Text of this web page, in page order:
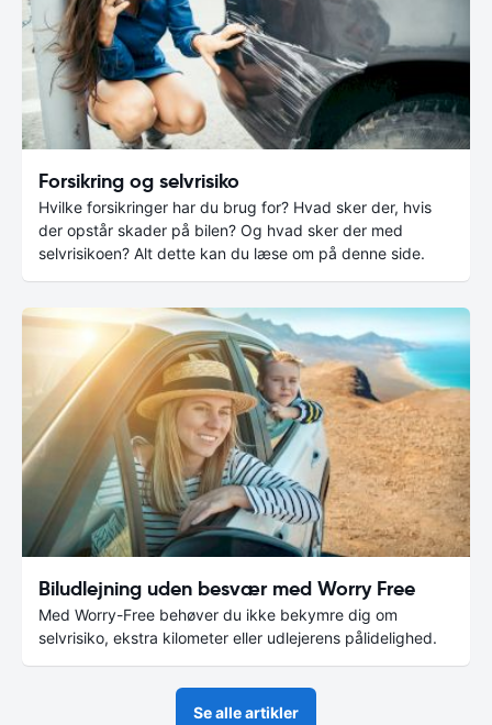
Forsikring og selvrisiko
Hvilke forsikringer har du brug for? Hvad sker der, hvis
der opstår skader på bilen? Og hvad sker der med
selvrisikoen? Alt dette kan du læse om på denne side.
Biludlejning uden besvær med Worry Free
Med Worry-Free behøver du ikke bekymre dig om
selvrisiko, ekstra kilometer eller udlejerens pålidelighed.
Se alle artikler